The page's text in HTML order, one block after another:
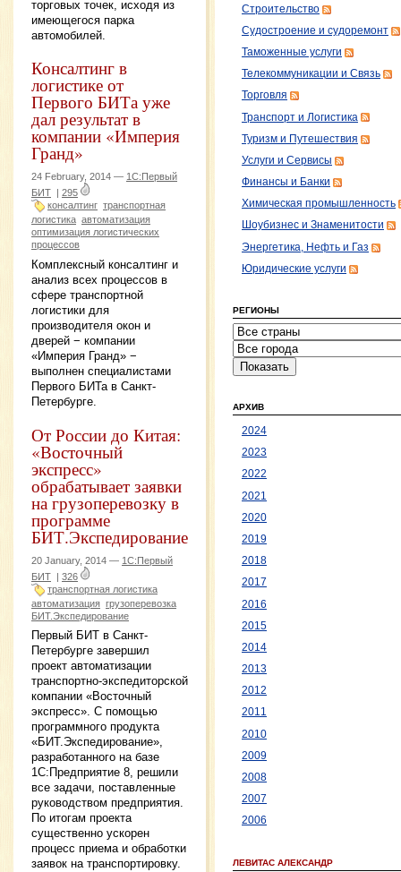
торговых точек, исходя из
имеющегося парка
автомобилей.
Консалтинг в
логистике от
Первого БИТа уже
дал результат в
компании «Империя
Гранд»
24 February, 2014 — 1С:Первый
БИТ
295
консалтинг транспортная
логистика автоматизация
оптимизация логистических
процессов
Комплексный консалтинг и
анализ всех процессов в
сфере транспортной
логистики для
производителя окон и
дверей − компании
«Империя Гранд» −
выполнен специалистами
Первого БИТа в Санкт-
Петербурге.
От России до Китая:
«Восточный
экспресс»
обрабатывает заявки
на грузоперевозку в
программе
БИТ.Экспедирование
20 January, 2014 — 1С:Первый
БИТ | 326
транспортная логистика
автоматизация грузоперевозка
БИТ.Экспедирование
Первый БИТ в Санкт-
Петербурге завершил
проект автоматизации
транспортно-экспедиторской
компании «Восточный
экспресс». С помощью
программного продукта
«БИТ.Экспедирование»,
разработанного на базе
1С:Предприятие 8, решили
все задачи, поставленные
руководством предприятия.
По итогам проекта
существенно ускорен
процесс приема и обработки
заявок на транспортировку.
Строительство
Судостроение и судоремонт
Таможенные услуги
Телекоммуникации и Связь
Торговля
Транспорт и Логистика
Туризм и Путешествия
Услуги и Сервисы
Финансы и Банки
Химическая промышленность
Шоубизнес и Знаменитости
Энергетика, Нефть и Газ
Юридические услуги
РЕГИОНЫ
АРХИВ
2024
2023
2022
2021
2020
2019
2018
2017
2016
2015
2014
2013
2012
2011
2010
2009
2008
2007
2006
ЛЕВИТАС АЛЕКСАНДР